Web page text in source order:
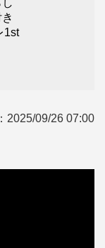
1st
2025/09/26 07:00